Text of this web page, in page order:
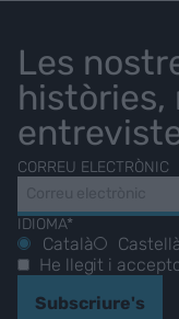
Les
històries,
CORREU ELECTRÒNIC
IDIOMA*
Català
Castellà
He llegit i
Subscriure's